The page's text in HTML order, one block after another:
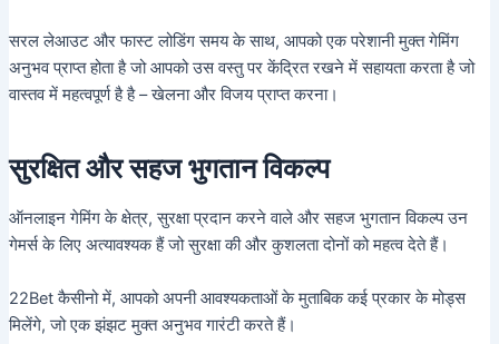
सरल लेआउट और फास्ट लोडिंग समय के साथ, आपको एक परेशानी मुक्त गेमिंग
अनुभव प्राप्त होता है जो आपको उस वस्तु पर केंद्रित रखने में सहायता करता है जो
वास्तव में महत्वपूर्ण है है – खेलना और विजय प्राप्त करना।
सुरक्षित और सहज भुगतान विकल्प
ऑनलाइन गेमिंग के क्षेत्र, सुरक्षा प्रदान करने वाले और सहज भुगतान विकल्प उन
गेमर्स के लिए अत्यावश्यक हैं जो सुरक्षा की और कुशलता दोनों को महत्व देते हैं।
22Bet कैसीनो में, आपको अपनी आवश्यकताओं के मुताबिक कई प्रकार के मोड्स
मिलेंगे, जो एक झंझट मुक्त अनुभव गारंटी करते हैं।